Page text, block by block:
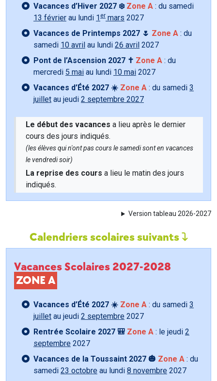
Vacances d’Hiver 2027 ❄️ Zone A : du samedi
13 février au lundi 1 er mars 2027
Vacances de Printemps 2027 🌷 Zone A : du
samedi 10 avril au lundi 26 avril 2027
Pont de l’Ascension 2027 ✝️ Zone A : du
mercredi 5 mai au lundi 10 mai 2027
Vacances d’Été 2027 ☀️ Zone A : du samedi 3
juillet au jeudi 2 septembre 2027
Le début des vacances a lieu après le dernier
cours des jours indiqués.
(les élèves qui n'ont pas cours le samedi sont en vacances
le vendredi soir)
La reprise des cours a lieu le matin des jours
indiqués.
Version tableau 2026-2027
Calendriers scolaires suivants
Vacances Scolaires 2027-2028
ZONE A
Vacances d’Été 2027 ☀️ Zone A : du samedi 3
juillet au jeudi 2 septembre 2027
Rentrée Scolaire 2027 🎒 Zone A : le jeudi 2
septembre 2027
Vacances de la Toussaint 2027 🎃 Zone A : du
samedi 23 octobre au lundi 8 novembre 2027